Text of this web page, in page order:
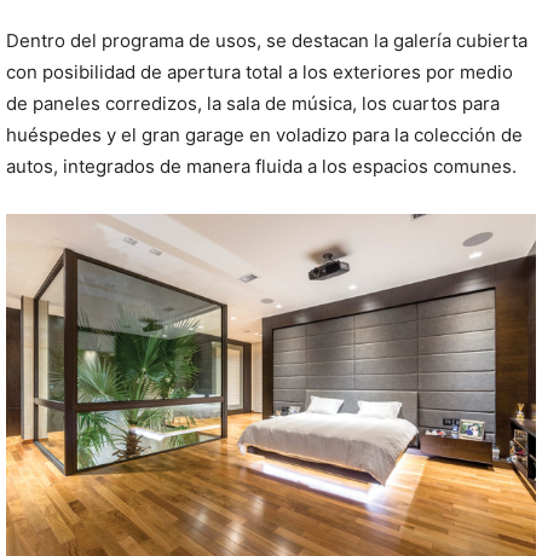
Dentro del programa de usos, se destacan la galería cubierta
con posibilidad de apertura total a los exteriores por medio
de paneles corredizos, la sala de música, los cuartos para
huéspedes y el gran garage en voladizo para la colección de
autos, integrados de manera fluida a los espacios comunes.